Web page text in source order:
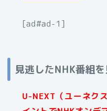
[ad#ad-1]
見逃したNHK番組
U-NEXT（ユーネク